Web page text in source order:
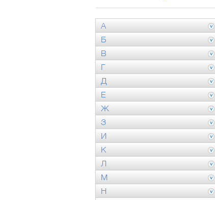
А
Б
В
Г
Д
Е
Ж
З
И
К
Л
М
Н